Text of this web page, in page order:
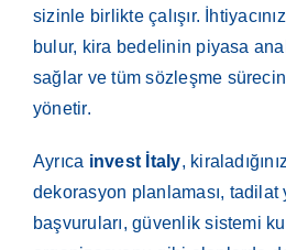
sizinle birlikte çalışır.
bulur, kira bedelinin piyasa
sağlar ve tüm sözleşme
yönetir.
Ayrıca invest İtaly,
dekorasyon planlaması, tadilat
başvuruları, güvenlik sistemi